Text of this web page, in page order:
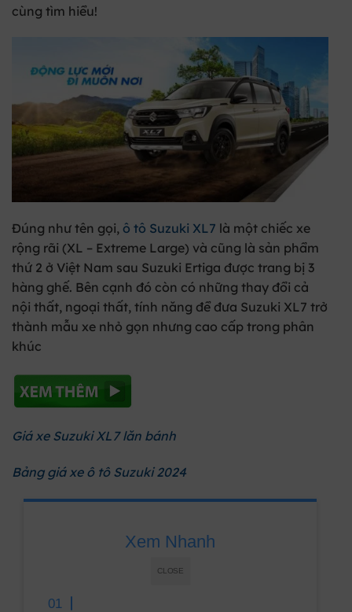
cùng tìm hiểu!
Đúng như tên gọi, ô tô Suzuki XL7 là một chiếc xe
rộng rãi (XL – Extreme Large) và cũng là sản phẩm
thứ 2 ở Việt Nam sau Suzuki Ertiga được trang bị 3
hàng ghế. Bên cạnh đó còn có những thay đổi cả
nội thất, ngoại thất, tính năng để đưa Suzuki XL7 trở
thành mẫu xe nhỏ gọn nhưng cao cấp trong phân
khúc
Giá xe Suzuki XL7 lăn bánh
Bảng giá xe ô tô Suzuki 2024
CLOSE
Xem Nhanh